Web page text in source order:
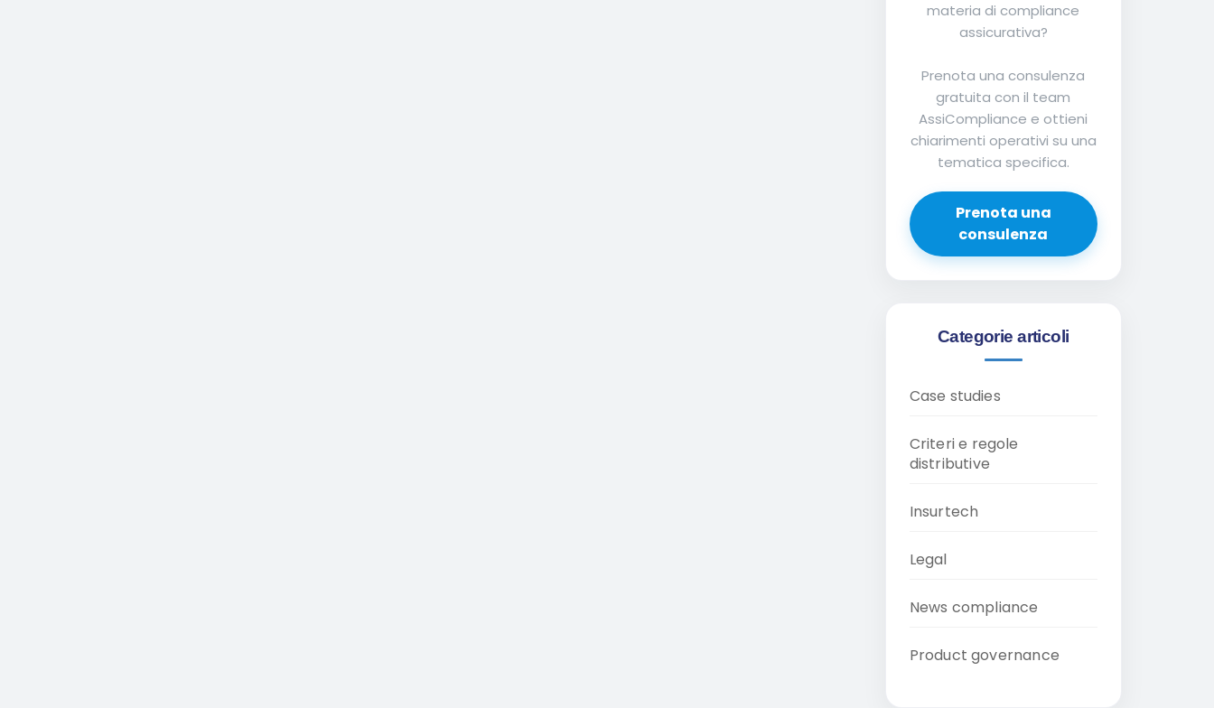
materia di compliance
assicurativa?
Prenota una consulenza
gratuita con il team
AssiCompliance e ottieni
chiarimenti operativi su una
tematica specifica.
Prenota una
consulenza
Categorie articoli
Case studies
Criteri e regole
distributive
Insurtech
Legal
News compliance
Product governance